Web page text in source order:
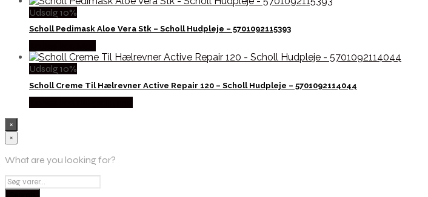
Udsalg 10%
Scholl Pedimask Aloe Vera Stk – Scholl Hudpleje – 5701092115393
Udsalg 10%
Scholl Creme Til Hælrevner Active Repair 120 – Scholl Hudpleje – 5701092114044
×
×
What are you looking for?